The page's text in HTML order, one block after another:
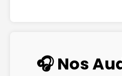
🎧 Nos